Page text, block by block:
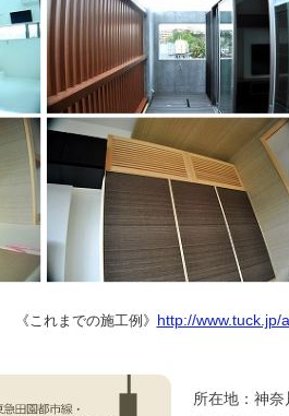
《これまでの施工例》 http://www.tuck.jp/
所在地：神